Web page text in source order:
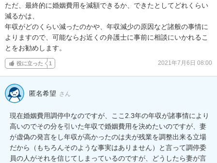
ただ、最終的に婚姻費用を減額できるか、できたとしてどれくらい
減るかは、
年収がどのくらい減ったのかや、年収減少の原因など諸般の事情に
よりますので、可能ならお近くの弁護士に事前に相談にいかれるこ
とをお勧めします。
役に立った 1 2021年7月6日 08:00
匿名希望 さん
現在婚姻費用調停中なのですが、ここ2.3年の年収が諸事情により
高いのでその分を引いた年収で婚姻費用を決めたいのですが、妻
が虚偽の発言をし年収が高かったのは夫が残業を調整出来る立場
だから（もちろんそのような事実はありません）と言って調停委
員の人がそれを信じてしまっているのですが、どうしたら妻が言